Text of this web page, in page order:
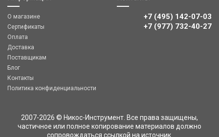
О магазине
Сертификаты
Оплата
Доставка
Поставщикам
Блог
Контакты
Политика конфиденциальности
+7 (495) 142-07-03
‎‎+7 (977) 732-40-27
2007-2026 © Никос-Инструмент. Все права защищены,
частичное или полное копирование материалов должно
сопровождаться ссылкой на источник.